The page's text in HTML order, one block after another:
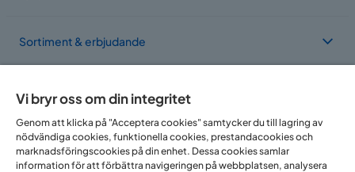
Sortiment & erbjudande
Om Trademax
Vi finns i flera länder
Vi bryr oss om din integritet
Genom att klicka på "Acceptera cookies" samtycker du till lagring av
nödvändiga cookies, funktionella cookies, prestandacookies och
marknadsföringscookies på din enhet. Dessa cookies samlar
information för att förbättra navigeringen på webbplatsen, analysera